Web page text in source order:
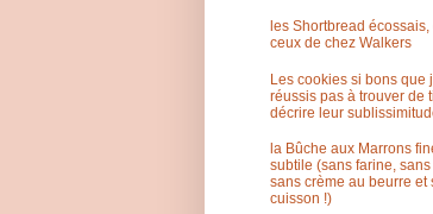
les Shortbread écossais,
ceux de chez Walkers
Les cookies si bons que
réussis pas à trouver de
décrire leur
la Bûche aux Marrons
subtile (sans farine,
sans crème au beurre et
cuisson !)